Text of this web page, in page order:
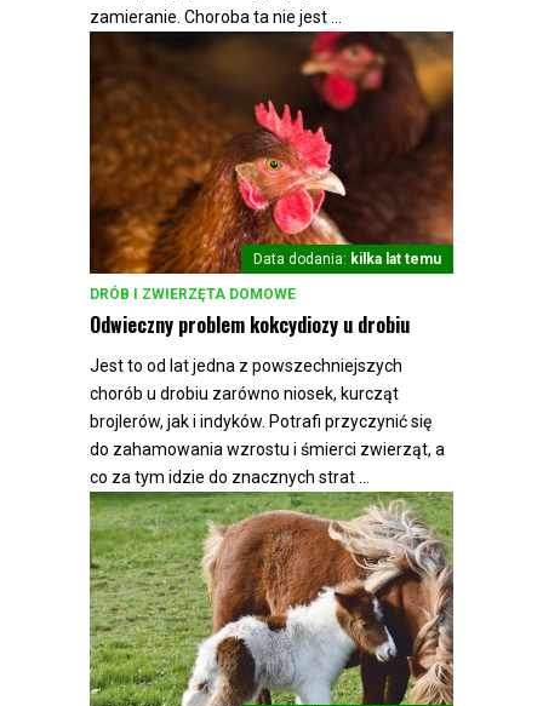
zamieranie. Choroba ta nie jest ...
DRÓB I ZWIERZĘTA DOMOWE
kilka lat temu
Data dodania:
Odwieczny problem kokcydiozy u drobiu
Jest to od lat jedna z powszechniejszych
chorób u drobiu zarówno niosek, kurcząt
brojlerów, jak i indyków. Potrafi przyczynić się
do zahamowania wzrostu i śmierci zwierząt, a
co za tym idzie do znacznych strat ...